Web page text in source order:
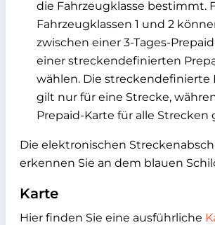
die Fahrzeugklasse bestimmt.
Fahrzeugklassen 1 und 2
zwischen einer 3-Tages-
einer streckendefinierten
wählen. Die streckendefinierte
gilt nur für eine Strecke,
Prepaid-Karte für alle Strecken
Die elektronischen
erkennen Sie an dem blauen
Karte
Hier finden Sie eine ausführliche